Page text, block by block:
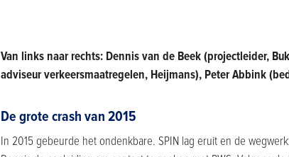
Van links naar rechts: Dennis van de Beek (projectleider,
adviseur verkeersmaatregelen, Heijmans), Peter Abbink
De grote crash van 2015
In 2015 gebeurde het ondenkbare. SPIN lag eruit en de